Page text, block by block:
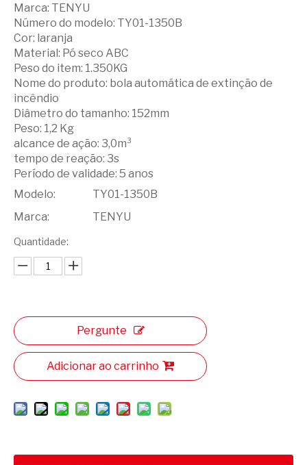
Marca: TENYU
Número do modelo: TY01-1350B
Cor: laranja
Material: Pó seco ABC
Peso do item: 1.350KG
Nome do produto: bola automática de extinção de
incêndio
Diâmetro do tamanho: 152mm
Peso: 1,2 Kg
alcance de ação: 3,0m³
tempo de reação: 3s
Período de validade: 5 anos
Modelo:
TY01-1350B
Marca:
TENYU
Quantidade:
Pergunte
Adicionar ao carrinho